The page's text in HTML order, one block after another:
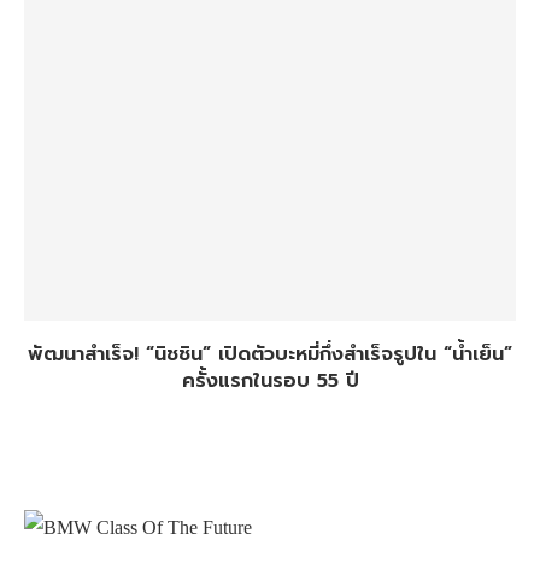
พัฒนาสำเร็จ! “นิชชิน” เปิดตัวบะหมี่กึ่งสำเร็จรูปใน “น้ำเย็น”
ครั้งแรกในรอบ 55 ปี